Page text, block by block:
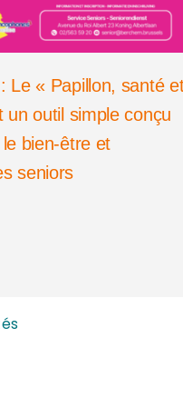
Le « Papillon, santé
un outil simple conçu
bien-être et
seniors